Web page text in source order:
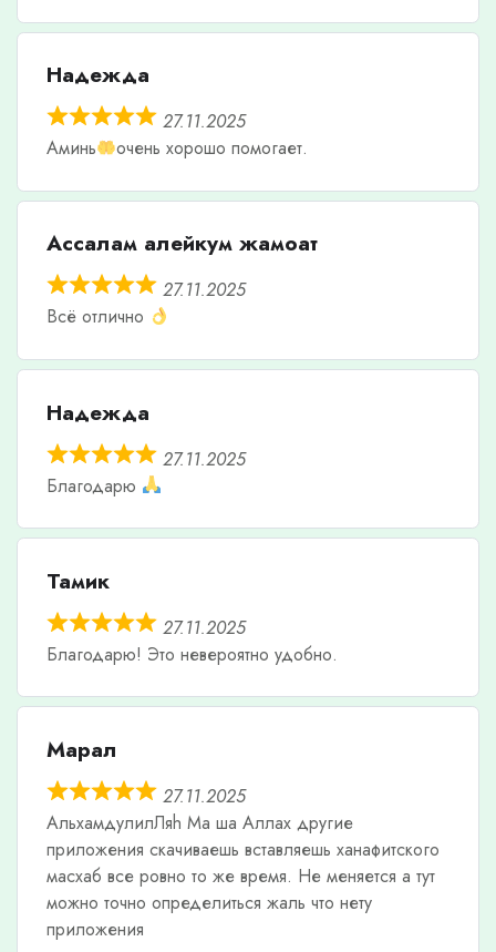
Надежда
27.11.2025
Аминь
очень хорошо помогает.
Ассалам алейкум жамоат
27.11.2025
Всё отлично
Надежда
27.11.2025
Благодарю
Тамик
27.11.2025
Благодарю! Это невероятно удобно.
Марал
27.11.2025
АльхамдулилЛяh Ма ша Аллах другие
приложения скачиваешь вставляешь ханафитского
масхаб все ровно то же время. Не меняется а тут
можно точно определиться жаль что нету
приложения